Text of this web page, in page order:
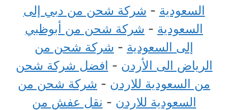
السعودية - شركة شحن من دبي إلى
السعودية - شركة شحن من أبوظبي
إلى السعودية - شركة شحن من
الرياض الى الأردن - افضل شركة شحن
من السعودية للاردن - شركة شحن من
السعودية للاردن - نقل عفش من